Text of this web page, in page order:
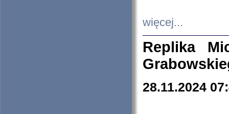
więcej...
Replika
28.11.2024